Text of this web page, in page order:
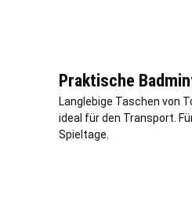
Praktische
Langlebige Taschen von
ideal für den Transport.
Spieltage.